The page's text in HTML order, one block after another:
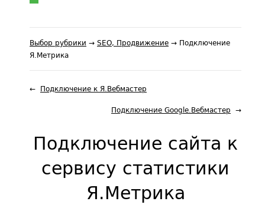
Выбор рубрики →SEO, Продвижение→ Подключение
Я.Метрика
Подключение к Я.Вебмастер
Подключение Google.Вебмастер
Подключение сайта к
сервису статистики
Я.Метрика